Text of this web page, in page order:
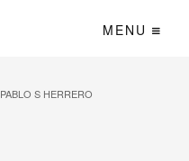
MENU
PABLO S HERRERO